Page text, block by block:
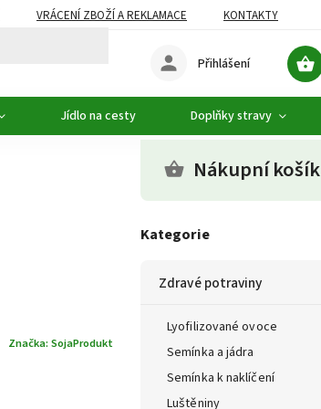
VRÁCENÍ ZBOŽÍ A REKLAMACE
KONTAKTY
Přihlášení
Jídlo na cesty Doplňky stravy
Nákupní košík
Kategorie
Zdravé potraviny
Lyofilizované ovoce
Semínka a jádra
Semínka k naklíčení
Luštěniny
Značka: SojaProdukt